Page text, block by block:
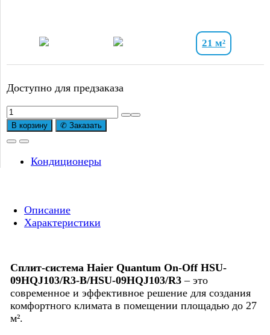
21 м²
Доступно для предзаказа
В корзину ✆ Заказать
Кондиционеры
Описание
Характеристики
Cплит-система Haier Quantum On-Off HSU-
09HQJ103/R3-В/HSU-09HQJ103/R3 – это
современное и эффективное решение для создания
комфортного климата в помещении площадью до 27
м².